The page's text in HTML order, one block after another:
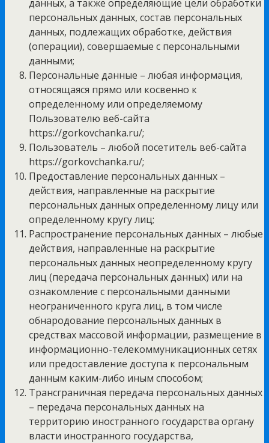
данных, а также определяющие цели обработки
персональных данных, состав персональных
данных, подлежащих обработке, действия
(операции), совершаемые с персональными
данными;
Персональные данные – любая информация,
относящаяся прямо или косвенно к
определенному или определяемому
Пользователю веб-сайта
https://gorkovchanka.ru/;
Пользователь – любой посетитель веб-сайта
https://gorkovchanka.ru/;
Предоставление персональных данных –
действия, направленные на раскрытие
персональных данных определенному лицу или
определенному кругу лиц;
Распространение персональных данных – любые
действия, направленные на раскрытие
персональных данных неопределенному кругу
лиц (передача персональных данных) или на
ознакомление с персональными данными
неограниченного круга лиц, в том числе
обнародование персональных данных в
средствах массовой информации, размещение в
информационно-телекоммуникационных сетях
или предоставление доступа к персональным
данным каким-либо иным способом;
Трансграничная передача персональных данных
– передача персональных данных на
территорию иностранного государства органу
власти иностранного государства,